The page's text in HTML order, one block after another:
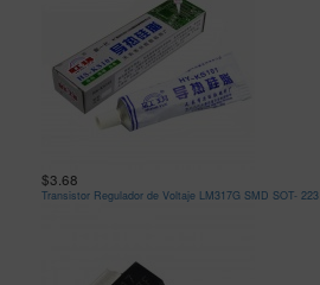
$3.68
Transistor Regulador de Voltaje LM317G SMD SOT- 223